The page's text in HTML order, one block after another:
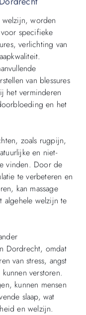
worden
specifieke
verlichting van
van blessures
het verminderen
en het
zoals rugpijn,
en niet-
vinden. Door de
te verbeteren en
kan massage
algehele welzijn te
Dordrecht, omdat
van stress, angst
verstoren.
kunnen mensen
slaap, wat
en welzijn.